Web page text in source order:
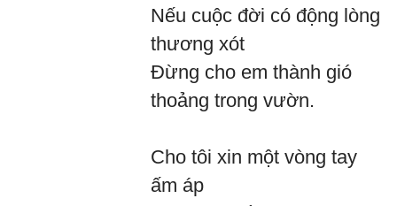
Nếu cuộc đời có động lòng
thương xót
Đừng cho em thành gió
thoảng trong vườn.
Cho tôi xin một vòng tay
ấm áp